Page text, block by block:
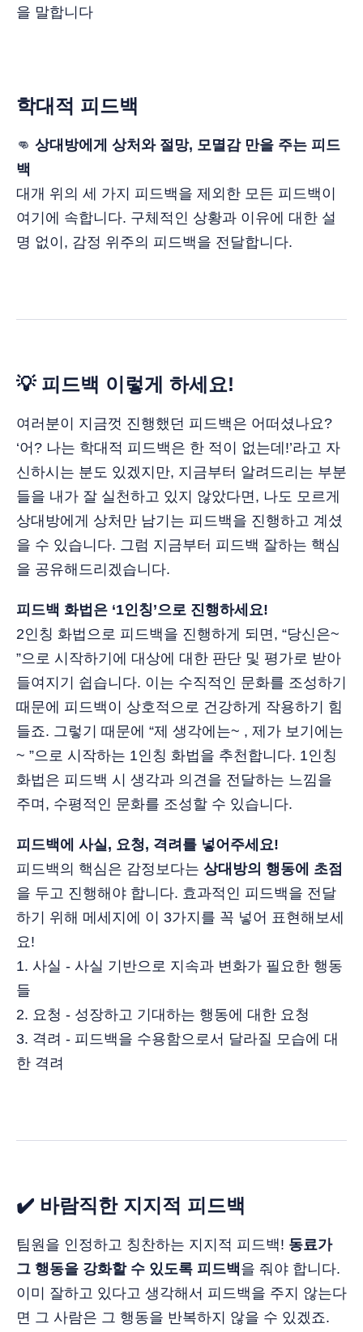
을 말합니다
학대적 피드백
👊 상대방에게 상처와 절망, 모멸감 만을 주는 피드
백
대개 위의 세 가지 피드백을 제외한 모든 피드백이
여기에 속합니다. 구체적인 상황과 이유에 대한 설
명 없이, 감정 위주의 피드백을 전달합니다.
💡 피드백 이렇게 하세요!
여러분이 지금껏 진행했던 피드백은 어떠셨나요?
‘어? 나는 학대적 피드백은 한 적이 없는데!’라고 자
신하시는 분도 있겠지만, 지금부터 알려드리는 부분
들을 내가 잘 실천하고 있지 않았다면, 나도 모르게
상대방에게 상처만 남기는 피드백을 진행하고 계셨
을 수 있습니다. 그럼 지금부터 피드백 잘하는 핵심
을 공유해드리겠습니다.
피드백 화법은 ‘1인칭’으로 진행하세요!
2인칭 화법으로 피드백을 진행하게 되면, “당신은~
”으로 시작하기에 대상에 대한 판단 및 평가로 받아
들여지기 쉽습니다. 이는 수직적인 문화를 조성하기
때문에 피드백이 상호적으로 건강하게 작용하기 힘
들죠. 그렇기 때문에 “제 생각에는~ , 제가 보기에는
~ ”으로 시작하는 1인칭 화법을 추천합니다. 1인칭
화법은 피드백 시 생각과 의견을 전달하는 느낌을
주며, 수평적인 문화를 조성할 수 있습니다.
피드백에 사실, 요청, 격려를 넣어주세요!
피드백의 핵심은 감정보다는 상대방의 행동에 초점
을 두고 진행해야 합니다. 효과적인 피드백을 전달
하기 위해 메세지에 이 3가지를 꼭 넣어 표현해보세
요!
1. 사실 - 사실 기반으로 지속과 변화가 필요한 행동
들
2. 요청 - 성장하고 기대하는 행동에 대한 요청
3. 격려 - 피드백을 수용함으로서 달라질 모습에 대
한 격려
✔️ 바람직한 지지적 피드백
팀원을 인정하고 칭찬하는 지지적 피드백! 동료가
그 행동을 강화할 수 있도록 피드백을 줘야 합니다.
이미 잘하고 있다고 생각해서 피드백을 주지 않는다
면 그 사람은 그 행동을 반복하지 않을 수 있겠죠.